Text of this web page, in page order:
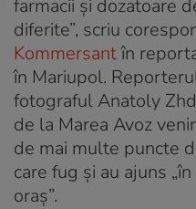
farmacii și dozatoare
diferite”, scriu
Kommersantîn
în Mariupol.
fotograful Anatoly
de la Marea Avoz
de mai multe puncte
care fug și au ajuns
oraș”.